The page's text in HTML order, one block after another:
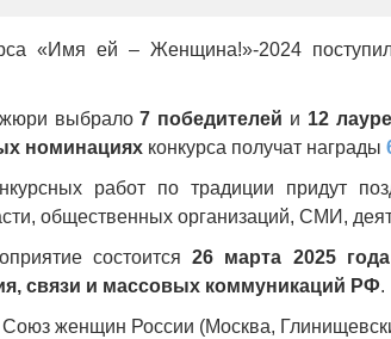
«Имя ей – Женщина!»-2024
жюри выбрало7 победителей и 12
номинациях конкурса получат награды
работ по традиции придут
общественных организаций, СМИ,
состоится26 марта 2025 года
связи и массовых коммуникаций РФ.
женщин России (Москва,